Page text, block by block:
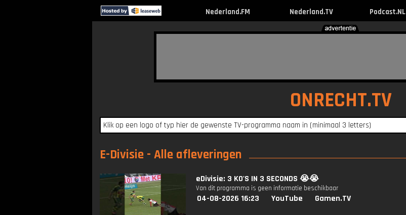
Nederland.FM Nederland.TV Podcast.NL
ONRECHT.TV
E-Divisie - Alle afleveringen
eDivisie: 3 KO'S IN 3 SECONDS 😭😭
Van dit programma is geen informatie beschikbaar
04-08-2026 16:23 YouTube Gamen.TV